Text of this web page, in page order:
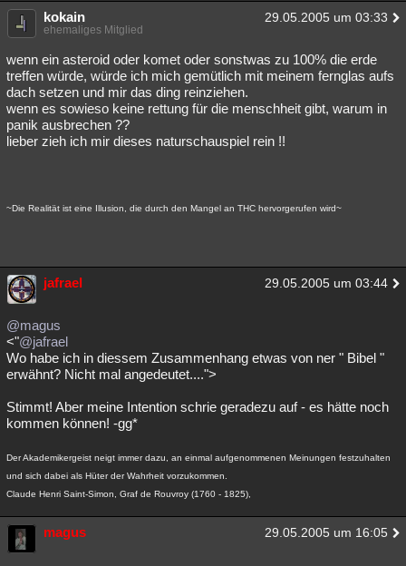
kokain 29.05.2005 um 03:33
ehemaliges Mitglied
wenn ein asteroid oder komet oder sonstwas zu 100% die erde
treffen würde, würde ich mich gemütlich mit meinem fernglas aufs
dach setzen und mir das ding reinziehen.
wenn es sowieso keine rettung für die menschheit gibt, warum in
panik ausbrechen ??
lieber zieh ich mir dieses naturschauspiel rein !!
~Die Realität ist eine Illusion, die durch den Mangel an THC hervorgerufen wird~
jafrael 29.05.2005 um 03:44
@magus
<"@jafrael
Wo habe ich in diessem Zusammenhang etwas von ner " Bibel "
erwähnt? Nicht mal angedeutet....">
Stimmt! Aber meine Intention schrie geradezu auf - es hätte noch
kommen können! -gg*
Der Akademikergeist neigt immer dazu, an einmal aufgenommenen Meinungen festzuhalten
und sich dabei als Hüter der Wahrheit vorzukommen.
Claude Henri Saint-Simon, Graf de Rouvroy (1760 - 1825),
magus 29.05.2005 um 16:05